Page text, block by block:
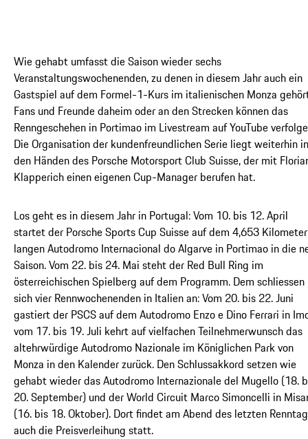
Wie gehabt umfasst die Saison wieder sechs
Veranstaltungswochenenden, zu denen in diesem Jahr auch ein
Gastspiel auf dem Formel-1-Kurs im italienischen Monza
Fans und Freunde daheim oder an den Strecken können das
Renngeschehen in Portimao im Livestream auf YouTube
Die Organisation der kundenfreundlichen Serie liegt weiterhin in
den Händen des Porsche Motorsport Club Suisse, der mit
Klapperich einen eigenen Cup-Manager berufen hat.
Los geht es in diesem Jahr in Portugal: Vom 10. bis 12. April
startet der Porsche Sports Cup Suisse auf dem 4,653 Kilometer
langen Autodromo Internacional do Algarve in Portimao in die
Saison. Vom 22. bis 24. Mai steht der Red Bull Ring im
österreichischen Spielberg auf dem Programm. Dem schliessen
sich vier Rennwochenenden in Italien an: Vom 20. bis 22. Juni
gastiert der PSCS auf dem Autodromo Enzo e Dino Ferrari in
vom 17. bis 19. Juli kehrt auf vielfachen Teilnehmerwunsch das
altehrwürdige Autodromo Nazionale im Königlichen Park von
Monza in den Kalender zurück. Den Schlussakkord setzen wie
gehabt wieder das Autodromo Internazionale del Mugello (18.
20. September) und der World Circuit Marco Simoncelli in
(16. bis 18. Oktober). Dort findet am Abend des letzten
auch die Preisverleihung statt.